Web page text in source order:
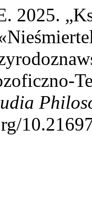
2025.